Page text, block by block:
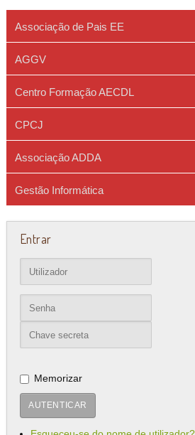
Associação de Pais EE
AGGV
Centro Formação AECDL
CPCJ
Associação ADDA
Gestão Informática
Entrar
Memorizar
AUTENTICAR